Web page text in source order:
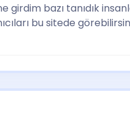
bazı tanıdık
bu sitede